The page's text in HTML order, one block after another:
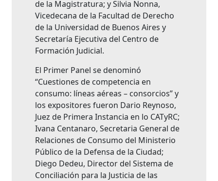
de la Magistratura; y Silvia Nonna,
Vicedecana de la Facultad de Derecho
de la Universidad de Buenos Aires y
Secretaría Ejecutiva del Centro de
Formación Judicial.
El Primer Panel se denominó
“Cuestiones de competencia en
consumo: líneas aéreas – consorcios” y
los expositores fueron Dario Reynoso,
Juez de Primera Instancia en lo CATyRC;
Ivana Centanaro, Secretaria General de
Relaciones de Consumo del Ministerio
Público de la Defensa de la Ciudad;
Diego Dedeu, Director del Sistema de
Conciliación para la Justicia de las